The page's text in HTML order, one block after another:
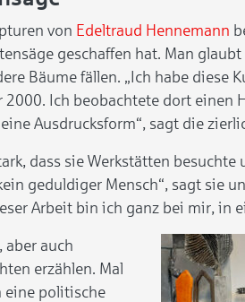
von Edeltraud Hennemann
geschaffen hat. Man
Bäume fällen. „Ich habe diese
2000. Ich beobachtete dort einen
Ausdrucksform“, sagt die
dass sie Werkstätten besuchte
geduldiger Mensch“, sagt sie
Arbeit bin ich ganz bei mir, in
aber auch
erzählen. Mal
eine politische